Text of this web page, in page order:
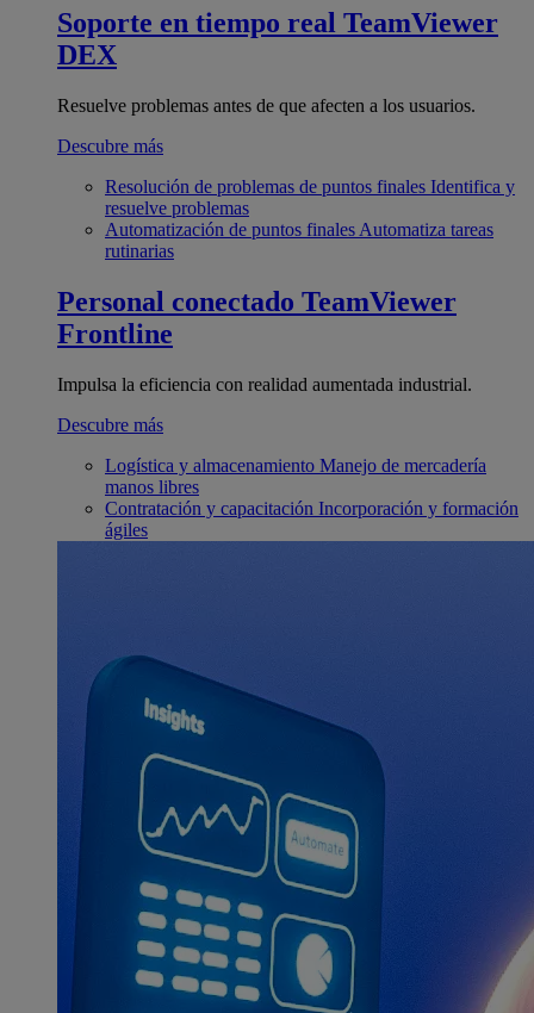
Soporte en tiempo real TeamViewer
DEX
Resuelve problemas antes de que afecten a los usuarios.
Descubre más
Resolución de problemas de puntos finales Identifica y
resuelve problemas
Automatización de puntos finales Automatiza tareas
rutinarias
Personal conectado TeamViewer
Frontline
Impulsa la eficiencia con realidad aumentada industrial.
Descubre más
Logística y almacenamiento Manejo de mercadería
manos libres
Contratación y capacitación Incorporación y formación
ágiles